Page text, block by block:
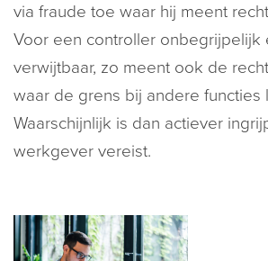
via fraude toe waar hij meent
Voor een controller onbegrijpelijk
verwijtbaar, zo meent ook de
waar de grens bij andere functies
Waarschijnlijk is dan actiever
werkgever vereist.